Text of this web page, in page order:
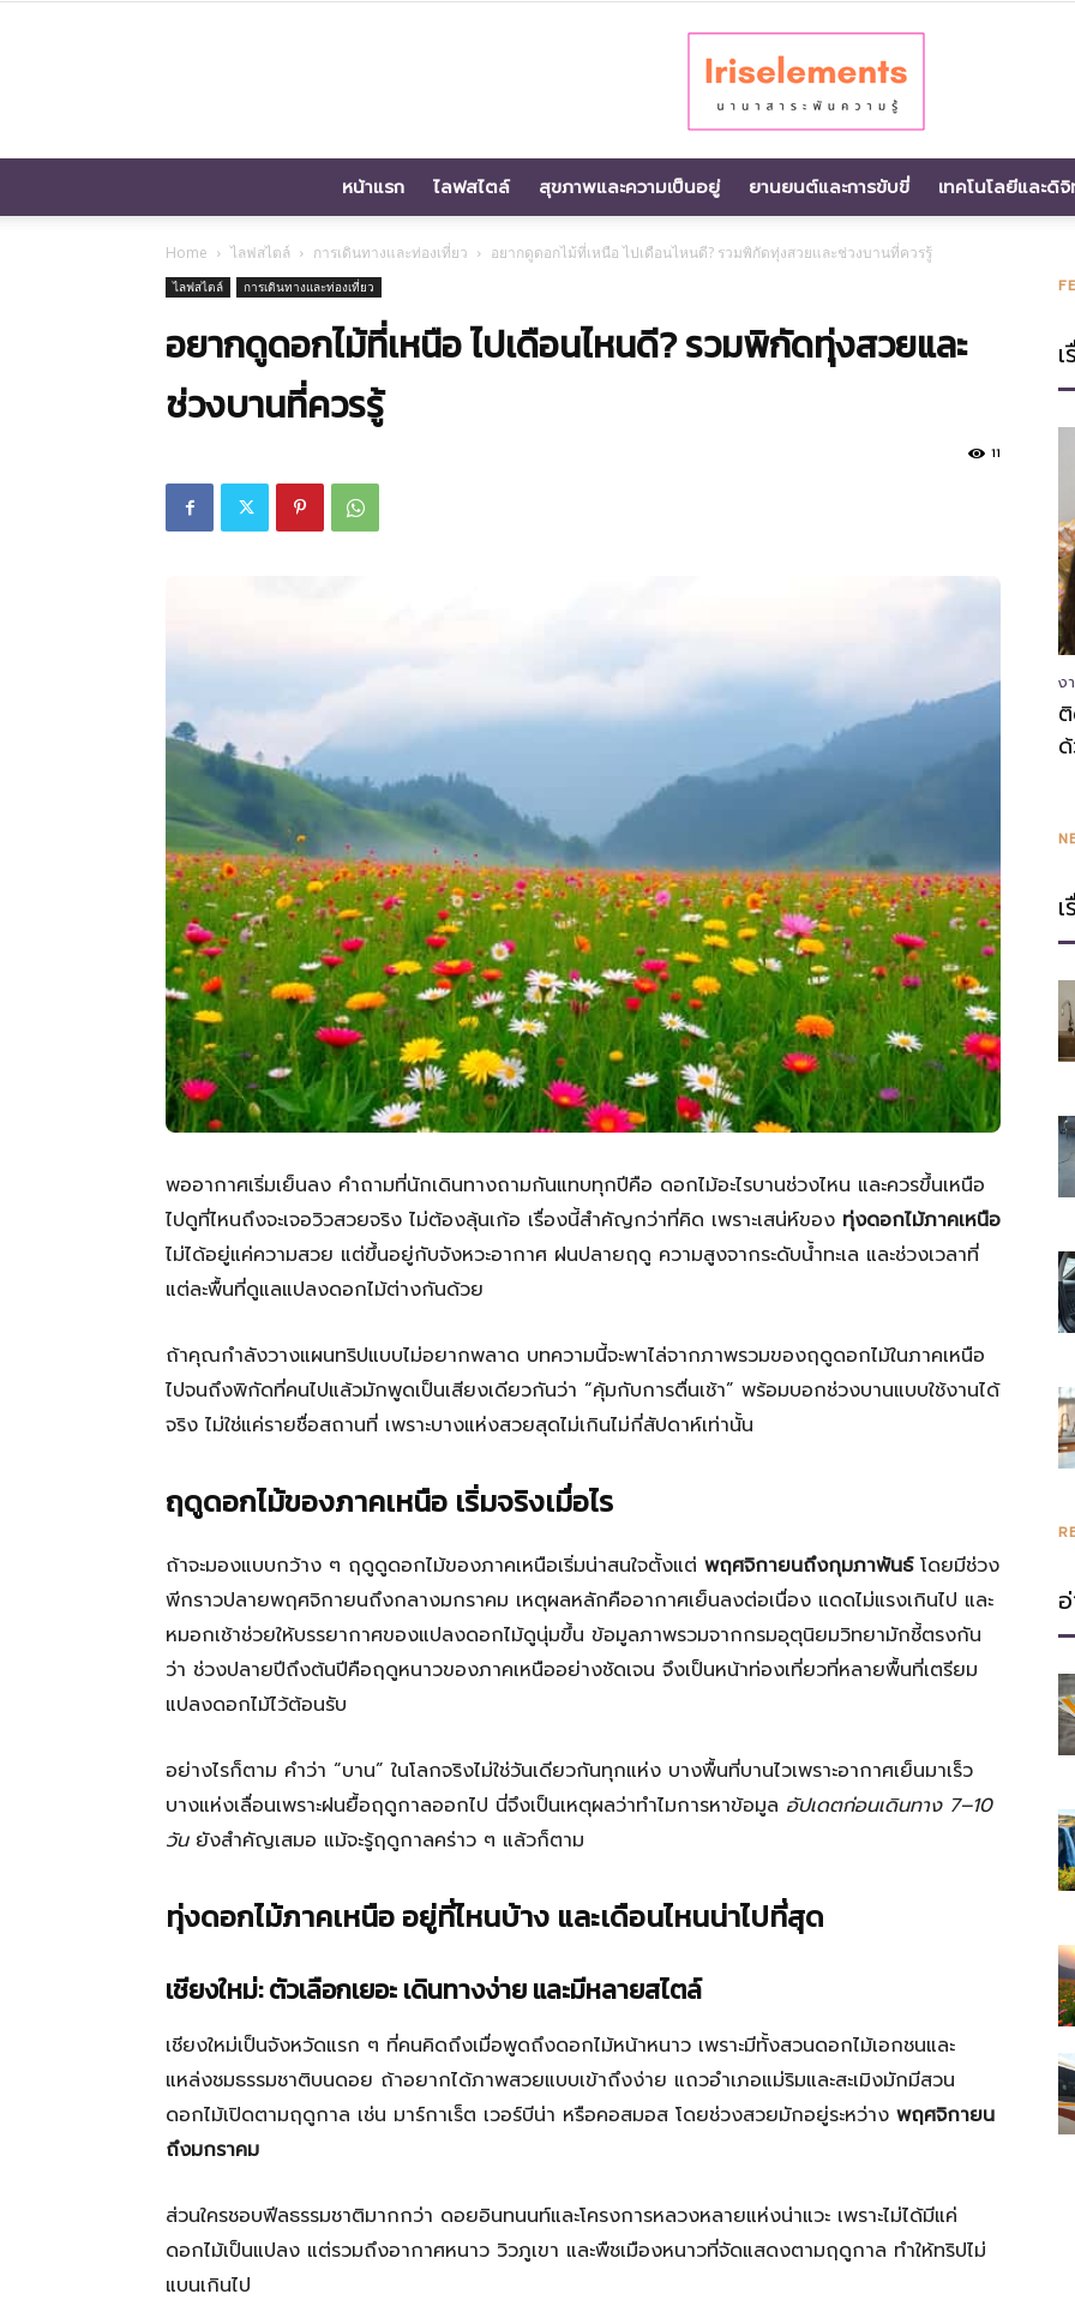
นานา
สาระ
ความ
แหล่ง
ที่
มี
ประโยชน์
[iRiselements.com]
หน้าแรก ไลฟสไตล์ สุขภาพและความเป็นอยู่ ยานยนต์และการขับขี่ เทคโนโลยีและดิ
Home ไลฟสไตล์ การเดินทางและท่องเที่ยว อยากดูดอกไม้ที่เหนือ ไปเดือนไหนดี? รวมพิกัดทุ่งสวยและช่วงบานที่ควรรู้
ไลฟสไตล์ การเดินทางและท่องเที่ยว
อยากดูดอกไม้ที่เหนือ ไปเดือนไหนดี? รวมพิกัดทุ่งสวยและ
ช่วงบานที่ควรรู้
11
พออากาศเริ่มเย็นลง คำถามที่นักเดินทางถามกันแทบทุกปีคือ ดอกไม้อะไรบานช่วงไหน และควรขึ้นเหนือ
ไปดูที่ไหนถึงจะเจอวิวสวยจริง ไม่ต้องลุ้นเก้อ เรื่องนี้สำคัญกว่าที่คิด เพราะเสน่ห์ของ ทุ่งดอกไม้ภาคเหนือ
ไม่ได้อยู่แค่ความสวย แต่ขึ้นอยู่กับจังหวะอากาศ ฝนปลายฤดู ความสูงจากระดับน้ำทะเล และช่วงเวลาที่
แต่ละพื้นที่ดูแลแปลงดอกไม้ต่างกันด้วย
ถ้าคุณกำลังวางแผนทริปแบบไม่อยากพลาด บทความนี้จะพาไล่จากภาพรวมของฤดูดอกไม้ในภาคเหนือ
ไปจนถึงพิกัดที่คนไปแล้วมักพูดเป็นเสียงเดียวกันว่า “คุ้มกับการตื่นเช้า” พร้อมบอกช่วงบานแบบใช้งานได้
จริง ไม่ใช่แค่รายชื่อสถานที่ เพราะบางแห่งสวยสุดไม่เกินไม่กี่สัปดาห์เท่านั้น
ฤดูดอกไม้ของภาคเหนือ เริ่มจริงเมื่อไร
ถ้าจะมองแบบกว้าง ๆ ฤดูดูดอกไม้ของภาคเหนือเริ่มน่าสนใจตั้งแต่ พฤศจิกายนถึงกุมภาพันธ์โดยมีช่วง
พีกราวปลายพฤศจิกายนถึงกลางมกราคม เหตุผลหลักคืออากาศเย็นลงต่อเนื่อง แดดไม่แรงเกินไป และ
หมอกเช้าช่วยให้บรรยากาศของแปลงดอกไม้ดูนุ่มขึ้น ข้อมูลภาพรวมจากกรมอุตุนิยมวิทยามักชี้ตรงกัน
ว่า ช่วงปลายปีถึงต้นปีคือฤดูหนาวของภาคเหนืออย่างชัดเจน จึงเป็นหน้าท่องเที่ยวที่หลายพื้นที่เตรียม
แปลงดอกไม้ไว้ต้อนรับ
อย่างไรก็ตาม คำว่า “บาน” ในโลกจริงไม่ใช่วันเดียวกันทุกแห่ง บางพื้นที่บานไวเพราะอากาศเย็นมาเร็ว
บางแห่งเลื่อนเพราะฝนยื้อฤดูกาลออกไป นี่จึงเป็นเหตุผลว่าทำไมการหาข้อมูล อัปเดตก่อนเดินทาง 7–10
วันยังสำคัญเสมอ แม้จะรู้ฤดูกาลคร่าว ๆ แล้วก็ตาม
ทุ่งดอกไม้ภาคเหนือ อยู่ที่ไหนบ้าง และเดือนไหนน่าไปที่สุด
เชียงใหม่: ตัวเลือกเยอะ เดินทางง่าย และมีหลายสไตล์
เชียงใหม่เป็นจังหวัดแรก ๆ ที่คนคิดถึงเมื่อพูดถึงดอกไม้หน้าหนาว เพราะมีทั้งสวนดอกไม้เอกชนและ
แหล่งชมธรรมชาติบนดอย ถ้าอยากได้ภาพสวยแบบเข้าถึงง่าย แถวอำเภอแม่ริมและสะเมิงมักมีสวน
ดอกไม้เปิดตามฤดูกาล เช่น มาร์กาเร็ต เวอร์บีน่า หรือคอสมอส โดยช่วงสวยมักอยู่ระหว่าง พฤศจิกายน
ถึงมกราคม
ส่วนใครชอบฟีลธรรมชาติมากกว่า ดอยอินทนนท์และโครงการหลวงหลายแห่งน่าแวะ เพราะไม่ได้มีแค่
ดอกไม้เป็นแปลง แต่รวมถึงอากาศหนาว วิวภูเขา และพืชเมืองหนาวที่จัดแสดงตามฤดูกาล ทำให้ทริปไม่
แบนเกินไป
ง